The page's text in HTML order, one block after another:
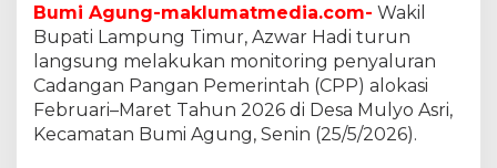
u
a
n
P
a
g
Bumi Agung-maklumatmedia.com- Wakil
Bupati Lampung Timur, Azwar Hadi turun
langsung melakukan monitoring penyaluran
Cadangan Pangan Pemerintah (CPP) alokasi
Februari–Maret Tahun 2026 di Desa Mulyo Asri,
Kecamatan Bumi Agung, Senin (25/5/2026).